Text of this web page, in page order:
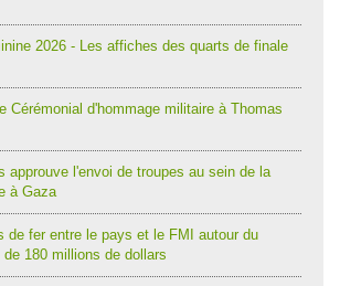
2026 - Les affiches des quarts de finale
Cérémonial d'hommage militaire à Thomas
approuve l'envoi de troupes au sein de la
à Gaza
de fer entre le pays et le FMI autour du
180 millions de dollars